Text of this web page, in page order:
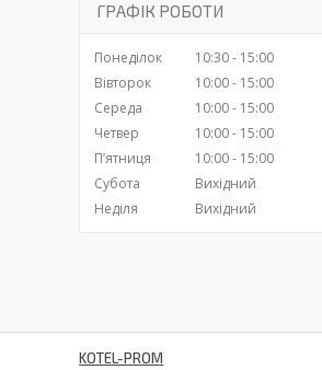
ГРАФІК РОБОТИ
Понеділок 10:30
15:00
Вівторок
10:00
15:00
Середа
10:00
15:00
Четвер
10:00
15:00
Пʼятниця
10:00
15:00
Субота
Вихідний
Неділя
Вихідний
KOTEL-PROM